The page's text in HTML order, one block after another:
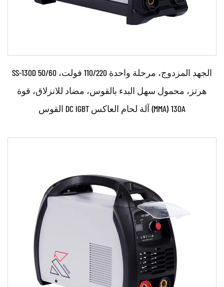
حدود:
اقرأ أكثر
SS-130D الجهد المزدوج، مرحلة واحدة 110/220 فولت، 50/60
هرتز، محمول سهل البدء بالقوس، مضاد للانزلاق، قوة
القوس DC IGBT آلة لحام العاكس (MMA) 130A